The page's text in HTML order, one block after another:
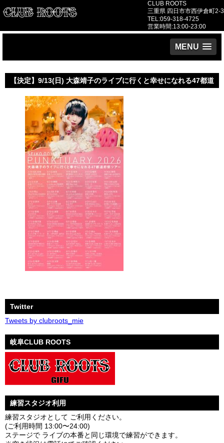
CLUB ROOTS
三重県 四日市市西伊倉町2-3
TEL:059-318-4725
営業時間:13:00-23:00
MENU
【決定】9/13(日) 大森靖子のライブに行くと幸せになれる47都道
府県ツアー 『PUNKTUARY 2026』
Twitter
Tweets by clubroots_mie
岐阜CLUB ROOTS
練習スタジオ利用
練習スタジオとして ご利用ください。
(ご利用時間 13:00〜24:00)
ステージで ライブの本番と同じ環境で練習ができます。